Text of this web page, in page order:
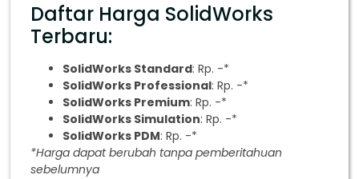
Daftar Harga SolidWorks
Terbaru:
SolidWorks Standard: Rp. -*
SolidWorks Professional: Rp. -*
SolidWorks Premium: Rp. -*
SolidWorks Simulation: Rp. -*
SolidWorks PDM: Rp. -*
*Harga dapat berubah tanpa pemberitahuan
sebelumnya